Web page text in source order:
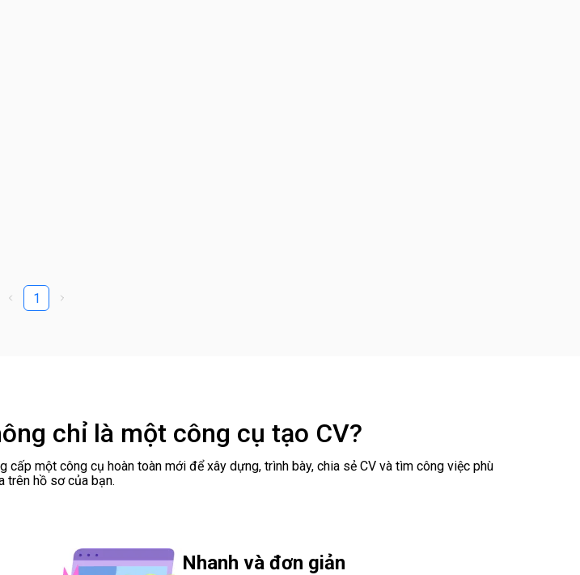
1
chỉ là một công cụ tạo CV?
một công cụ hoàn toàn mới để xây dựng, trình bày, chia sẻ CV và tìm công việc phù
trên hồ sơ của bạn.
Nhanh và đơn giản